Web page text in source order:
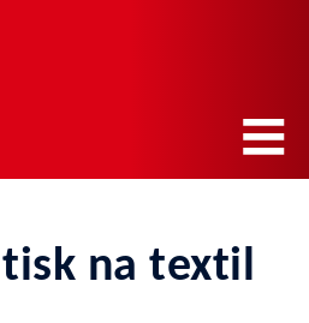
na textil